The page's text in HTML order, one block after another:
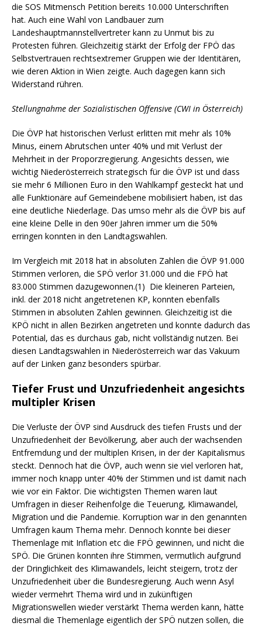
die SOS Mitmensch Petition bereits 10.000 Unterschriften
hat. Auch eine Wahl von Landbauer zum
Landeshauptmannstellvertreter kann zu Unmut bis zu
Protesten führen. Gleichzeitig stärkt der Erfolg der FPÖ das
Selbstvertrauen rechtsextremer Gruppen wie der Identitären,
wie deren Aktion in Wien zeigte. Auch dagegen kann sich
Widerstand rühren.
Stellungnahme der Sozialistischen Offensive (CWI in Österreich)
Die ÖVP hat historischen Verlust erlitten mit mehr als 10%
Minus, einem Abrutschen unter 40% und mit Verlust der
Mehrheit in der Proporzregierung. Angesichts dessen, wie
wichtig Niederösterreich strategisch für die ÖVP ist und dass
sie mehr 6 Millionen Euro in den Wahlkampf gesteckt hat und
alle Funktionäre auf Gemeindebene mobilisiert haben, ist das
eine deutliche Niederlage. Das umso mehr als die ÖVP bis auf
eine kleine Delle in den 90er Jahren immer um die 50%
erringen konnten in den Landtagswahlen.
Im Vergleich mit 2018 hat in absoluten Zahlen die ÖVP 91.000
Stimmen verloren, die SPÖ verlor 31.000 und die FPÖ hat
83.000 Stimmen dazugewonnen.(1) Die kleineren Parteien,
inkl. der 2018 nicht angetretenen KP, konnten ebenfalls
Stimmen in absoluten Zahlen gewinnen. Gleichzeitig ist die
KPÖ nicht in allen Bezirken angetreten und konnte dadurch das
Potential, das es durchaus gab, nicht vollständig nutzen. Bei
diesen Landtagswahlen in Niederösterreich war das Vakuum
auf der Linken ganz besonders spürbar.
Tiefer Frust und Unzufriedenheit angesichts
multipler Krisen
Die Verluste der ÖVP sind Ausdruck des tiefen Frusts und der
Unzufriedenheit der Bevölkerung, aber auch der wachsenden
Entfremdung und der multiplen Krisen, in der der Kapitalismus
steckt. Dennoch hat die ÖVP, auch wenn sie viel verloren hat,
immer noch knapp unter 40% der Stimmen und ist damit nach
wie vor ein Faktor. Die wichtigsten Themen waren laut
Umfragen in dieser Reihenfolge die Teuerung, Klimawandel,
Migration und die Pandemie. Korruption war in den genannten
Umfragen kaum Thema mehr. Dennoch konnte bei dieser
Themenlage mit Inflation etc die FPÖ gewinnen, und nicht die
SPÖ. Die Grünen konnten ihre Stimmen, vermutlich aufgrund
der Dringlichkeit des Klimawandels, leicht steigern, trotz der
Unzufriedenheit über die Bundesregierung. Auch wenn Asyl
wieder vermehrt Thema wird und in zukünftigen
Migrationswellen wieder verstärkt Thema werden kann, hätte
diesmal die Themenlage eigentlich der SPÖ nutzen sollen, die